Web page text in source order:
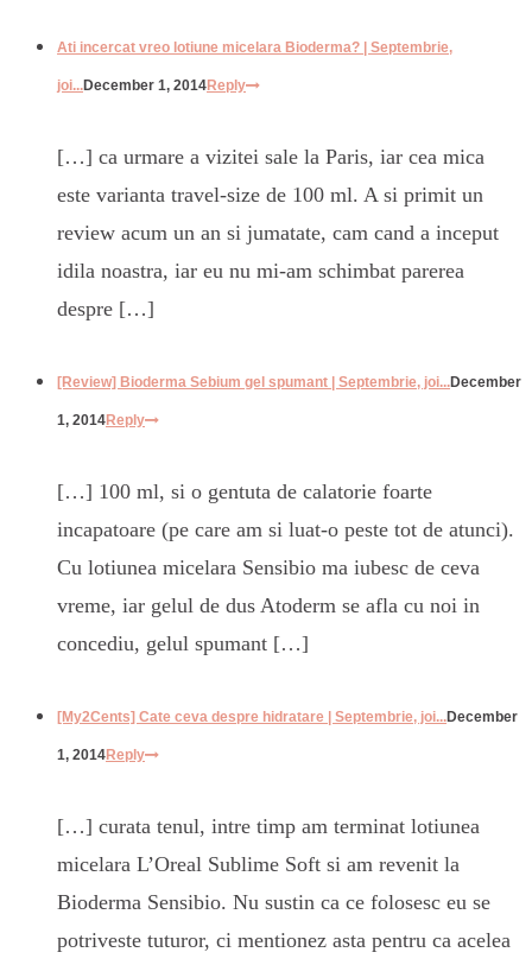
Ati incercat vreo lotiune micelara Bioderma? | Septembrie,
joi...December 1, 2014Reply
[…] ca urmare a vizitei sale la Paris, iar cea mica
este varianta travel-size de 100 ml. A si primit un
review acum un an si jumatate, cam cand a inceput
idila noastra, iar eu nu mi-am schimbat parerea
despre […]
[Review] Bioderma Sebium gel spumant | Septembrie, joi...December
1, 2014Reply
[…] 100 ml, si o gentuta de calatorie foarte
incapatoare (pe care am si luat-o peste tot de atunci).
Cu lotiunea micelara Sensibio ma iubesc de ceva
vreme, iar gelul de dus Atoderm se afla cu noi in
concediu, gelul spumant […]
[My2Cents] Cate ceva despre hidratare | Septembrie, joi...December
1, 2014Reply
[…] curata tenul, intre timp am terminat lotiunea
micelara L’Oreal Sublime Soft si am revenit la
Bioderma Sensibio. Nu sustin ca ce folosesc eu se
potriveste tuturor, ci mentionez asta pentru ca acelea